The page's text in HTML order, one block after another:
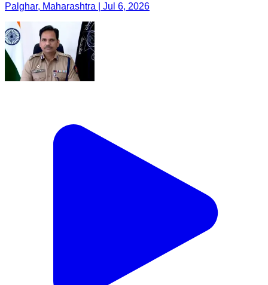
Palghar, Maharashtra | Jul 6, 2026